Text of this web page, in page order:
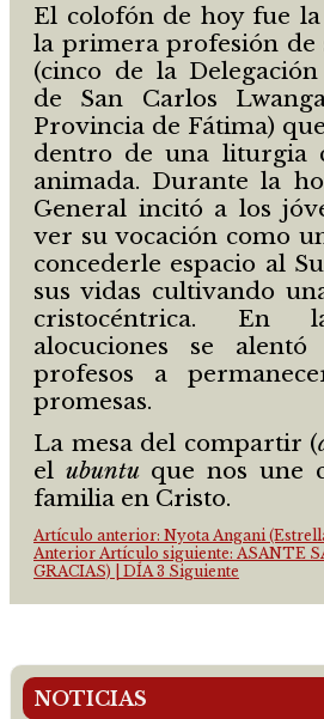
El colofón de hoy fue
la primera profesión de
(cinco de la
de San Carlos
Provincia de Fátima)
dentro de una liturgia
animada. Durante la
General incitó a los
ver su vocación como
concederle espacio al
sus vidas cultivando
cristocéntrica. En
alocuciones se
profesos a
promesas.
La mesa del compartir (
el ubuntuque nos une
familia en Cristo.
Artículo anterior: Nyota Angani
Anterior Artículo siguiente: ASANTE
GRACIAS) | DÍA 3 Siguiente
NOTICIAS